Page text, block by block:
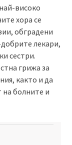
високо
хора се
обградени
лекари,
сестри.
грижа за
както и да
болните и